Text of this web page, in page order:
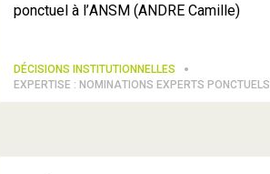
ponctuel à l’ANSM (ANDRE Camille)
DÉCISIONS INSTITUTIONNELLES
EXPERTISE : NOMINATIONS EXPERTS PONCTUELS